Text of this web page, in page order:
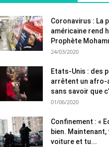
Coronavirus : La
américaine rend
24/03/2020
Etats-Unis : des
arrêtent un afro-
sans savoir que
01/06/2020
Confinement : «
bien.
voiture et tu...